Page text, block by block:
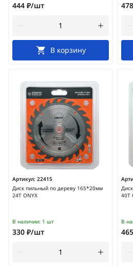
444 ₽/шт
В корзину
Артикул: 22415
Диск пильный по дереву 165*20мм
24Т ONYX
В наличии: 1 шт
330 ₽/шт
40Т
В